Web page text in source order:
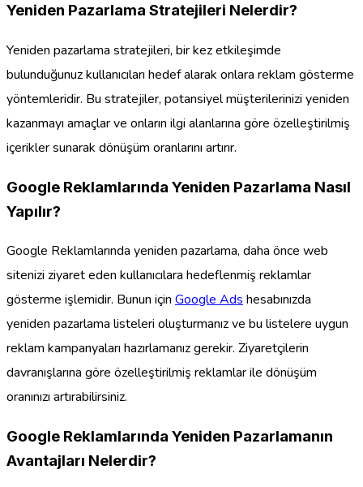
Yeniden Pazarlama Stratejileri Nelerdir?
Yeniden pazarlama stratejileri, bir kez etkileşimde
bulunduğunuz kullanıcıları hedef alarak onlara reklam gösterme
yöntemleridir. Bu stratejiler, potansiyel müşterilerinizi yeniden
kazanmayı amaçlar ve onların ilgi alanlarına göre özelleştirilmiş
içerikler sunarak dönüşüm oranlarını artırır.
Google Reklamlarında Yeniden Pazarlama Nasıl
Yapılır?
Google Reklamlarında yeniden pazarlama, daha önce web
sitenizi ziyaret eden kullanıcılara hedeflenmiş reklamlar
gösterme işlemidir. Bunun için Google Ads hesabınızda
yeniden pazarlama listeleri oluşturmanız ve bu listelere uygun
reklam kampanyaları hazırlamanız gerekir. Ziyaretçilerin
davranışlarına göre özelleştirilmiş reklamlar ile dönüşüm
oranınızı artırabilirsiniz.
Google Reklamlarında Yeniden Pazarlamanın
Avantajları Nelerdir?